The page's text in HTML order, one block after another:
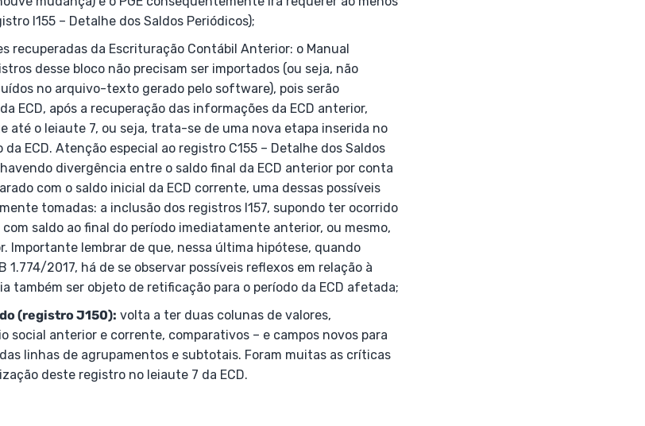
I155 – Detalhe dos Saldos Periódicos);
recuperadas da Escrituração Contábil Anterior: o Manual
desse bloco não precisam ser importados (ou seja, não
no arquivo-texto gerado pelo software), pois serão
ECD, após a recuperação das informações da ECD anterior,
até o leiaute 7, ou seja, trata-se de uma nova etapa inserida no
ECD. Atenção especial ao registro C155 – Detalhe dos Saldos
divergência entre o saldo final da ECD anterior por conta
com o saldo inicial da ECD corrente, uma dessas possíveis
tomadas: a inclusão dos registros I157, supondo ter ocorrido
saldo ao final do período imediatamente anterior, ou mesmo,
Importante lembrar de que, nessa última hipótese, quando
1.774/2017, há de se observar possíveis reflexos em relação à
também ser objeto de retificação para o período da ECD afetada;
(registro J150): volta a ter duas colunas de valores,
social anterior e corrente, comparativos – e campos novos para
linhas de agrupamentos e subtotais. Foram muitas as críticas
deste registro no leiaute 7 da ECD.